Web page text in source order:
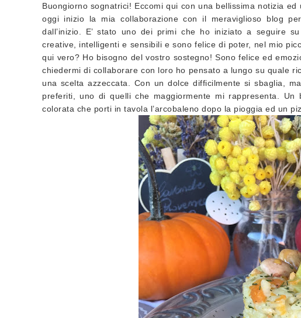
Buongiorno sognatrici! Eccomi qui con una bellissima notizia
oggi inizio la mia collaborazione con il meraviglioso blog
dall’inizio. E’ stato uno dei primi che ho iniziato a seguire
creative, intelligenti e sensibili e sono felice di poter, nel mio
qui vero? Ho bisogno del vostro sostegno! Sono felice ed
chiedermi di collaborare con loro ho pensato a lungo su quale
una scelta azzeccata. Con un dolce difficilmente si sbaglia,
preferiti, uno di quelli che maggiormente mi rappresenta.
colorata che porti in tavola l’arcobaleno dopo la pioggia ed un